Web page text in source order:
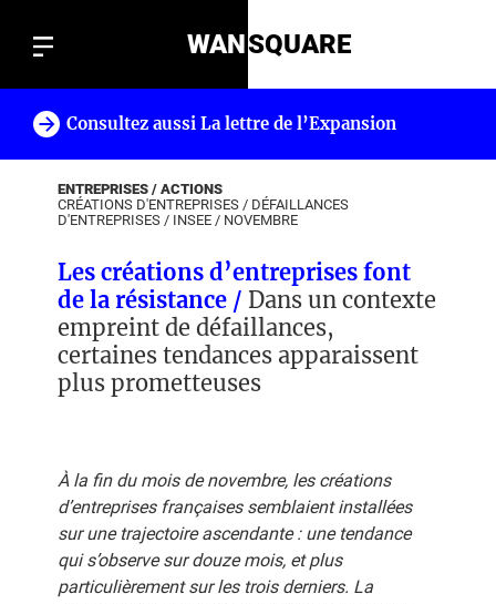
WANSQUARE
Consultez aussi La lettre de l’Expansion
ENTREPRISES / ACTIONS
CRÉATIONS D'ENTREPRISES / DÉFAILLANCES
D'ENTREPRISES / INSEE / NOVEMBRE
Les créations d’entreprises font
de la résistance / Dans un contexte
empreint de défaillances,
certaines tendances apparaissent
plus prometteuses
À la fin du mois de novembre, les créations
d’entreprises françaises semblaient installées
sur une trajectoire ascendante : une tendance
qui s’observe sur douze mois, et plus
particulièrement sur les trois derniers. La